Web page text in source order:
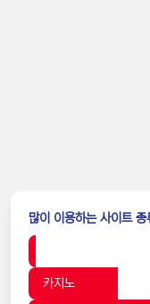
많이 이용하는 사이트 종
카지노